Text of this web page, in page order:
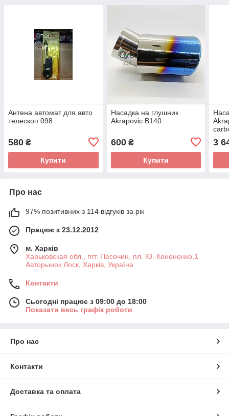
Антена автомат для авто
телескоп 098
580 ₴
Купити
Насадка на глушник
Akrapovic В140
600₴
Купити
3
Про нас
97% позитивних з 114 відгуків за рік
Працює з 23.12.2012
м. Харків
Харьковская обл., пгт. Песочин, пл. Ю. Кононенко,1
Авторынок Лоск, Харків, Україна
Контакти
Сьогодні працює з 09:00 до 18:00
Показати весь графік роботи
Про нас
Контакти
Доставка та оплата